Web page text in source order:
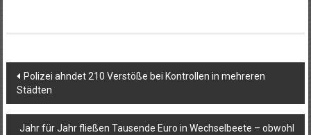
Beitragsnavigation
Polizei ahndet 210 Verstöße bei Kontrollen in mehreren
Städten
Jahr für Jahr fließen Tausende Euro in Wechselbeete – obwohl